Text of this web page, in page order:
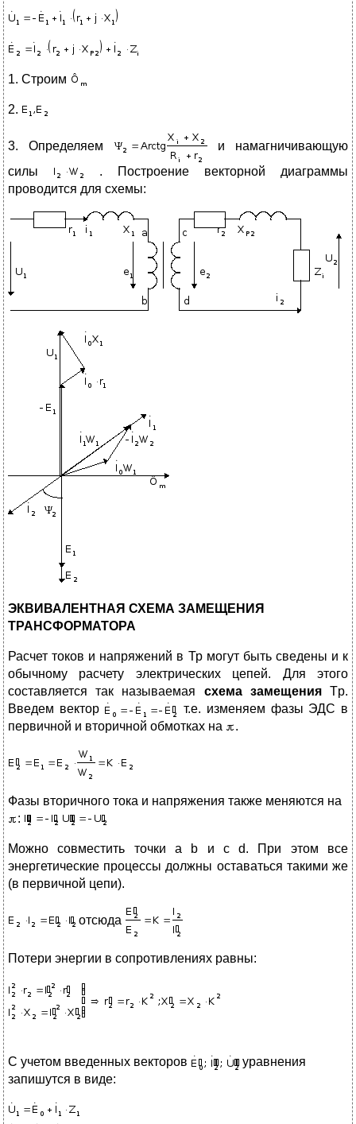
1. Строим
2.
3. Определяем
и намагничивающую
силы
. Построение векторной диаграммы
проводится для схемы:
ЭКВИВАЛЕНТНАЯ СХЕМА ЗАМЕЩЕНИЯ
ТРАНСФОРМАТОРА
Расчет токов и напряжений в Тр могут быть сведены и к
обычному расчету электрических цепей. Для этого
составляется так называемая схема замещенияTр.
Введем вектор
т.е. изменяем фазы ЭДС в
первичной и вторичной обмотках на
.
Фазы вторичного тока и напряжения также меняются на
:
Можно совместить точки a b и c d. При этом все
энергетические процессы должны оставаться такими же
(в первичной цепи).
отсюда
Потери энергии в сопротивлениях равны:
С учетом введенных векторов
уравнения
запишутся в виде: